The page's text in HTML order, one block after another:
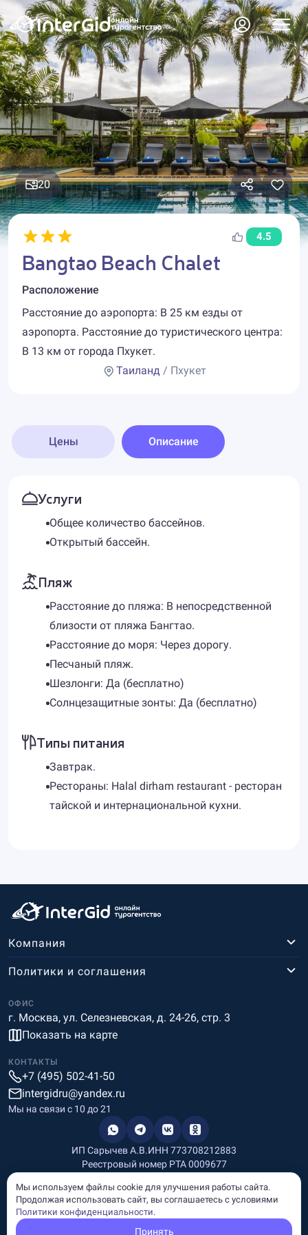
20
4.5
Bangtao Beach Chalet
Расположение
Расстояние до аэропорта: В 25 км езды от
аэропорта. Расстояние до туристического центра:
В 13 км от города Пхукет.
Таиланд / Пхукет
Цены Описание
Услуги
Общее количество бассейнов.
Открытый бассейн.
Пляж
Расстояние до пляжа: В непосредственной
близости от пляжа Бангтао.
Расстояние до моря: Через дорогу.
Песчаный пляж.
Шезлонги: Да (бесплатно)
Солнцезащитные зонты: Да (бесплатно)
Типы питания
Завтрак.
Рестораны: Halal dirham restaurant - ресторан
тайской и интернациональной кухни.
Компания
ОФИС
г. Москва, ул. Селезневская, д. 24-26, стр. 3
Показать на карте
Политики и соглашения
КОНТАКТЫ
+7 (495) 502-41-50
intergidru@yandex.ru
Мы на связи c 10 до 21
ИП Сарычев А.В.ИНН 773708212883
Реестровый номер РТА 0009677
Информация, размещённая на сайте, носит информационный
характер и не является рекламой и публичной офертой.
Мы используем файлы cookie для улучшения работы сайта.
Продолжая использовать сайт, вы соглашаетесь с условиями
Политики конфиденциальности.
Принять